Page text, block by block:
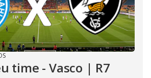
time - Vasco | R7